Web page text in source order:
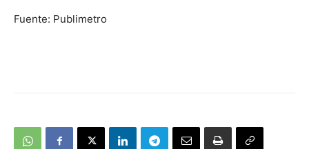
Fuente: Publimetro